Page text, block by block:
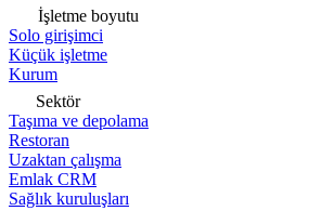
İşletme boyutu
Solo girişimci
Küçük işletme
Kurum
Sektör
Taşıma ve depolama
Restoran
Uzaktan çalışma
Emlak CRM
Sağlık kuruluşları